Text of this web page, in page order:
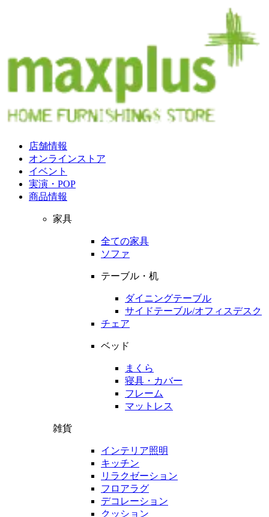
店舗情報
オンラインストア
イベント
実演・POP
商品情報
家具
全ての家具
ソファ
テーブル・机
ダイニングテーブル
サイドテーブル/オフィスデスク
チェア
ベッド
まくら
寝具・カバー
フレーム
マットレス
雑貨
インテリア照明
キッチン
リラクゼーション
フロアラグ
デコレーション
クッション